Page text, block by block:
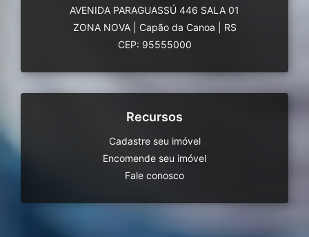
AVENIDA PARAGUASSÚ 446 SALA 01
ZONA NOVA
Capão da Canoa
RS
CEP: 95555000
Recursos
Cadastre seu imóvel
Encomende seu imóvel
Fale conosco